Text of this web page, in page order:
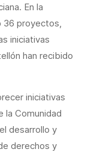
En la
36 proyectos,
iniciativas
han recibido
iniciativas
la Comunidad
desarrollo y
derechos y